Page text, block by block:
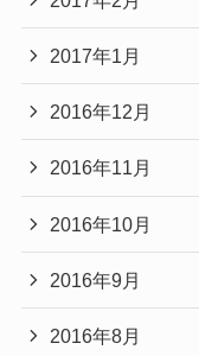
2017年1月
2016年12月
2016年11月
2016年10月
2016年9月
2016年8月